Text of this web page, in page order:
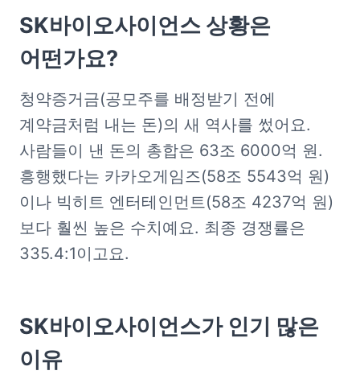
SK바이오사이언스 상황은
어떤가요?
청약증거금(공모주를 배정받기 전에
계약금처럼 내는 돈)의 새 역사를 썼어요.
사람들이 낸 돈의 총합은 63조 6000억 원.
흥행했다는 카카오게임즈(58조 5543억 원)
이나 빅히트 엔터테인먼트(58조 4237억 원)
보다 훨씬 높은 수치예요. 최종 경쟁률은
335.4:1이고요.
SK바이오사이언스가 인기 많은
이유